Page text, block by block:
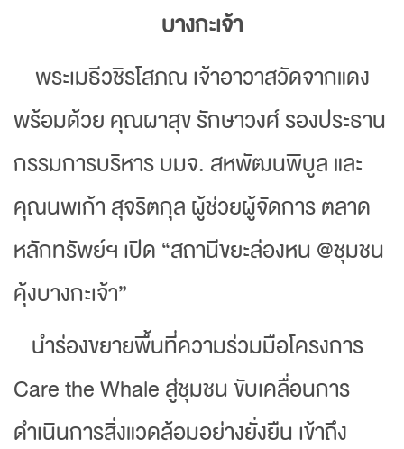
บางกะเจ้า
พระเมธีวชิรโสภณ เจ้าอาวาสวัดจากแดง
พร้อมด้วย คุณผาสุข รักษาวงศ์ รองประธาน
กรรมการบริหาร บมจ. สหพัฒนพิบูล และ
คุณนพเก้า สุจริตกุล ผู้ช่วยผู้จัดการ ตลาด
หลักทรัพย์ฯ เปิด “สถานีขยะล่องหน @ชุมชน
คุ้งบางกะเจ้า”
นำร่องขยายพื้นที่ความร่วมมือโครงการ
Care the Whale สู่ชุมชน ขับเคลื่อนการ
ดำเนินการสิ่งแวดล้อมอย่างยั่งยืน เข้าถึง